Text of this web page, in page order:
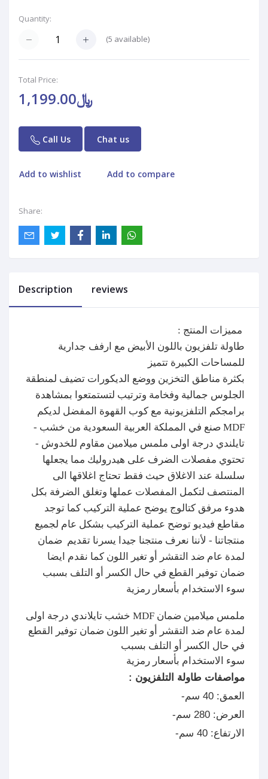
Quantity:
(5 available)
Total Price:
﷼1,199.00
Call Us Chat us
Add to wishlist Add to compare
Share:
Description reviews
طاولة تلفزيون باللون الأبيض مع ارفف جدارية
للمساحات الكبيرة تتميز
بكثرة مناطق التخزين ووضع الديكورات تضيف لمنطقة
الجلوس جمالية وفخامة وترتيب لتستمتعوا بمشاهدة
برامجكم التلفزيونية مع كوب القهوة المفضل لديكم
- صنع في المملكة العربية السعودية من خشب MDF
تايلندي درجة اولى ملمس ميلامين مقاوم للخدوش -
تحتوي مفصلات الضرف على هيدروليك مما يجعلها
سلسلة عند الاغلاق حيث فقط تحتاج اغلاقها الى
المنتصف لتكمل المفصلات عملها وتغلق الضرفة بكل
هدوء مرفق كتالوج يوضح عملية التركيب كما توجد
مقاطع فيديو توضح عملية التركيب بشكل عام لجميع
منتجاتنا - لأننا نعرف منتجنا جيدا يسرنا تقديم ضمان
لمدة عام ضد التقشر أو تغير اللون كما نقدم ايضا
ضمان توفير القطع في حال الكسر أو التلف بسبب
سوء الاستخدام بأسعار رمزية
خشب تايلاندي درجة اولى MDF ملمس ميلامين ضمان
لمدة عام ضد التقشر أو تغير اللون ضمان توفير القطع
في حال الكسر أو التلف بسبب
سوء الاستخدام بأسعار رمزية
مواصفات طاولة التلفزيون :
العمق: 40 سم-
العرض: 280 سم-
الارتفاع: 40 سم-